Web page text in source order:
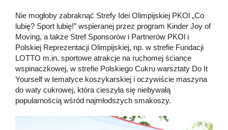
Nie mogłoby zabraknąć Strefy Idei Olimpijskiej PKOl „Co
lubię? Sport lubię!” wspieranej przez program Kinder Joy of
Moving, a także Stref Sponsorów i Partnerów PKOl i
Polskiej Reprezentacji Olimpijskiej, np. w strefie Fundacji
LOTTO m.in. sportowe atrakcje na ruchomej ściance
wspinaczkowej, w strefie Polskiego Cukru warsztaty Do It
Yourself w tematyce koszykarskiej i oczywiście maszyna
do waty cukrowej, która cieszyła się niebywałą
popularnością wśród najmłodszych smakoszy.